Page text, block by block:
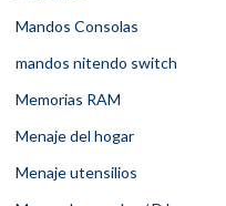
Mandos Consolas
mandos nitendo switch
Memorias RAM
Menaje del hogar
Menaje utensilios